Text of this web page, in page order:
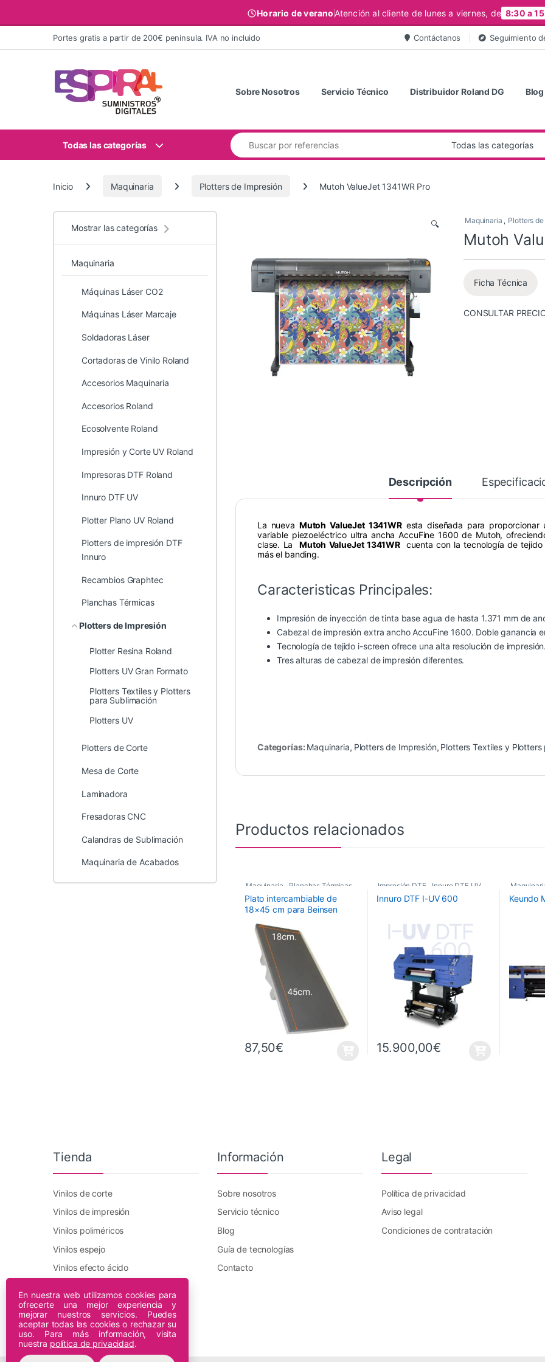
Horario de veranoAtención al cliente de lunes a viernes, de 8:30 a
Ir al contenidoPortes gratis a partir de 200€ peninsula. IVA no incluido Contáctanos Seguimiento
Sobre Nosotros Servicio Técnico Distribuidor Roland DG Blog
Todas las categorías
Buscar:
Inicio Maquinaria Plotters de Impresión Mutoh ValueJet 1341WR Pro
🔍 Maquinaria , Plotters
Mutoh
Ficha Técnica
CONSULTAR
Descripción
La nueva Mutoh ValueJet 1341WResta diseñada para proporcionar
variable piezoeléctrico ultra ancha AccuFine 1600 de Mutoh,
clase. La Mutoh ValueJet 1341WR cuenta con la tecnología de
más el banding.
Caracteristicas Principales:
Impresión de inyección de tinta base agua de hasta 1.371 mm de
Cabezal de impresión extra ancho AccuFine 1600. Doble ganancia
Tecnología de tejido i-screen ofrece una alta resolución de impresión.
Tres alturas de cabezal de impresión diferentes.
Categorías: Maquinaria, Plotters de Impresión, Plotters Textiles y Plotters
Productos relacionados
Maquinaria Planchas Térmicas
Recambios Planchas
Plato intercambiable de
18×45 cm para Beinsen
87,50€
Impresión DTF Innuro DTF UV
Maquinaria,
Plotters de impresión DTF Innuro
Innuro DTF I-UV 600
15.900,00€
Plotters
Keundo
Mostrar las categorías
Maquinaria
Máquinas Láser CO2
Máquinas Láser Marcaje
Soldadoras Láser
Cortadoras de Vinilo Roland
Accesorios Maquinaria
Accesorios Roland
Ecosolvente Roland
Impresión y Corte UV Roland
Impresoras DTF Roland
Innuro DTF UV
Plotter Plano UV Roland
Plotters de impresión DTF
Innuro
Recambios Graphtec
Planchas Térmicas
Plotters de Impresión
Plotter Resina Roland
Plotters UV Gran Formato
Plotters Textiles y Plotters
para Sublimación
Plotters UV
Plotters de Corte
Mesa de Corte
Laminadora
Fresadoras CNC
Calandras de Sublimación
Maquinaria de Acabados
Tienda
Vinilos de corte
Vinilos de impresión
Vinilos poliméricos
Vinilos espejo
Vinilos efecto ácido
Plotters DTF Innuro
Plotters de impresión
Información
Sobre nosotros
Servicio técnico
Blog
Guía de tecnologías
Contacto
Legal
Política de privacidad
Aviso legal
Condiciones de contratación
En nuestra web utilizamos cookies para
ofrecerte una mejor experiencia y
mejorar nuestros servicios. Puedes
aceptar todas las cookies o rechazar su
uso. Para más información, visita
nuestra política de privacidad.